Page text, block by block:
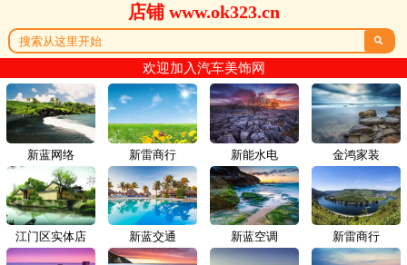
店铺 www.ok323.cn

欢迎加入汽车美饰网
新蓝网络 新雷商行
江门区实体店 新蓝交通
新能水电 金鸿家装
新蓝空调 新雷商行